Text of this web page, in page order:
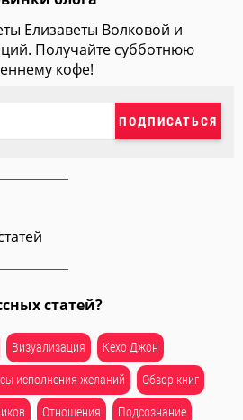
Елизаветы Волковой и
Получайте субботнюю
кофе!
ПОДПИСАТЬСЯ
статей?
Визуализация Кехо Джон
исполнения желаний Обзор книг
Отношения Подсознание